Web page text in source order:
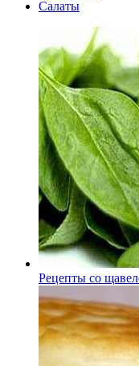
Салаты
Рецепты со